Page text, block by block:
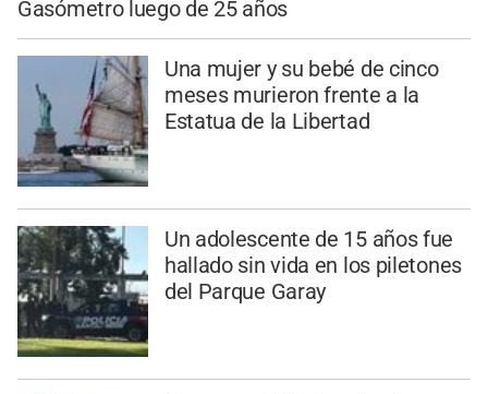
Gasómetro luego de 25 años
Una mujer y su bebé de cinco
meses murieron frente a la
Estatua de la Libertad
Un adolescente de 15 años fue
hallado sin vida en los piletones
del Parque Garay